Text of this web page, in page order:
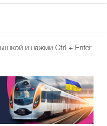
и нажми Ctrl + Enter